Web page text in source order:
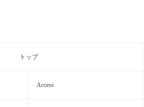
トップ
Access